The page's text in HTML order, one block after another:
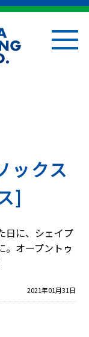
ックス
]
日に、シェイプ
。オープントゥ
2021年01月31日